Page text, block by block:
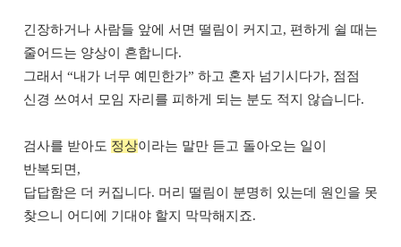
긴장하거나 사람들 앞에 서면 떨림이 커지고, 편하게 쉴 때는
줄어드는 양상이 흔합니다.
그래서 “내가 너무 예민한가” 하고 혼자 넘기시다가, 점점
신경 쓰여서 모임 자리를 피하게 되는 분도 적지 않습니다.
검사를 받아도 정상이라는 말만 듣고 돌아오는 일이
반복되면,
답답함은 더 커집니다. 머리 떨림이 분명히 있는데 원인을 못
찾으니 어디에 기대야 할지 막막해지죠.